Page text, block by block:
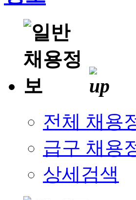
전체 채용
급구 채용
상세검색